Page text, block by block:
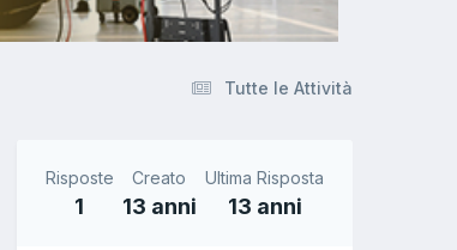
Tutte le Attività
Risposte
1
Creato
13 anni
Ultima Risposta
13 anni